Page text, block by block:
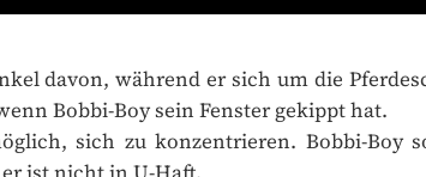
davon, während er sich um die
Bobbi-Boy sein Fenster gekippt hat.
sich zu konzentrieren. Bobbi-Boy
ist nicht in U-Haft.